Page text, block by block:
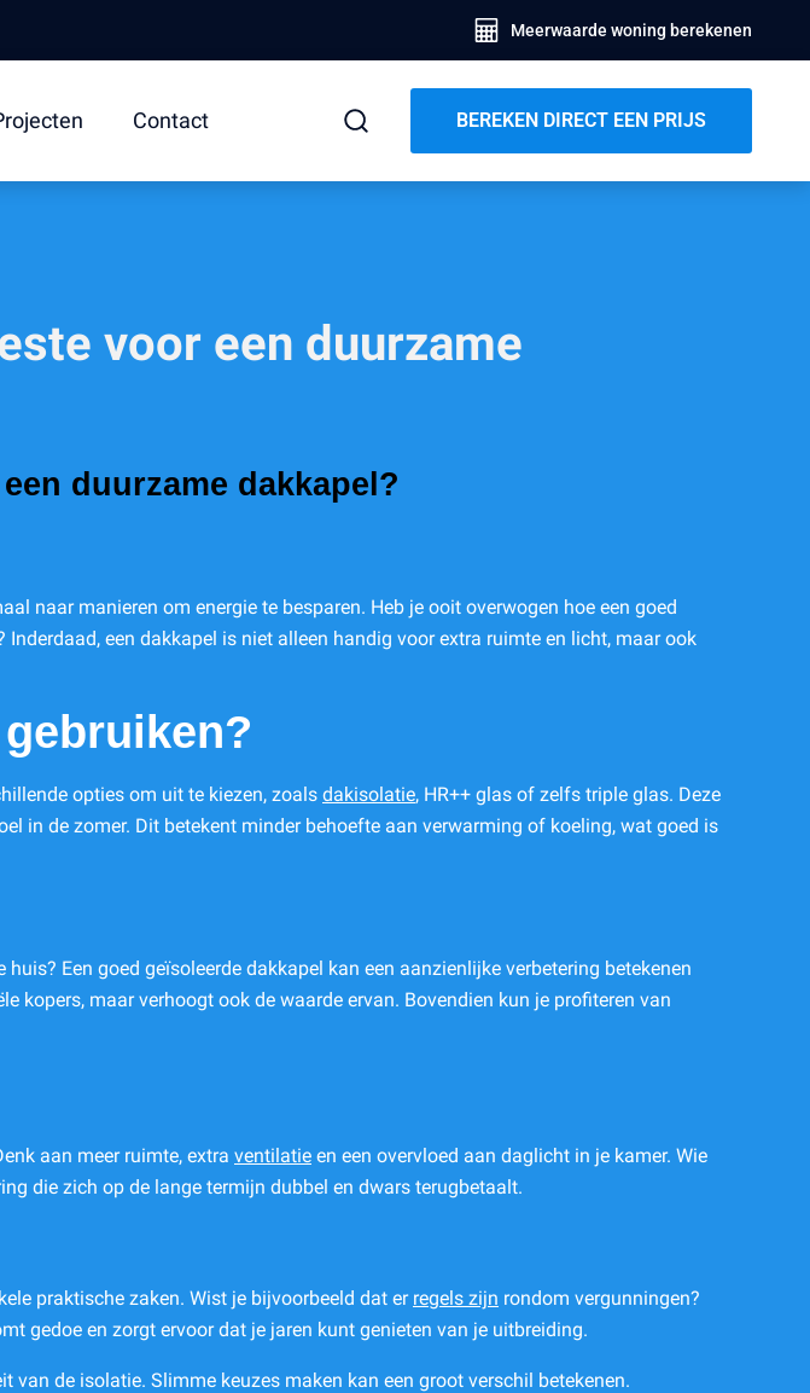
Meerwaarde woning berekenen
Contact BEREKEN DIRECT EEN PRIJS
voor een duurzame
duurzame dakkapel?
naar manieren om energie te besparen. Heb je ooit overwogen hoe een goed
een dakkapel is niet alleen handig voor extra ruimte en licht, maar ook
opties om uit te kiezen, zoals dakisolatie, HR++ glas of zelfs triple glas. Deze
in de zomer. Dit betekent minder behoefte aan verwarming of koeling, wat goed is
Een goed geïsoleerde dakkapel kan een aanzienlijke verbetering betekenen
kopers, maar verhoogt ook de waarde ervan. Bovendien kun je profiteren van
aan meer ruimte, extra ventilatie en een overvloed aan daglicht in je kamer. Wie
die zich op de lange termijn dubbel en dwars terugbetaalt.
praktische zaken. Wist je bijvoorbeeld dat er regels zijn rondom vergunningen?
gedoe en zorgt ervoor dat je jaren kunt genieten van je uitbreiding.
van de isolatie. Slimme keuzes maken kan een groot verschil betekenen.